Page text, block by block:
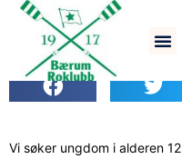
Bli roer!
Vi søker ungdom i alderen